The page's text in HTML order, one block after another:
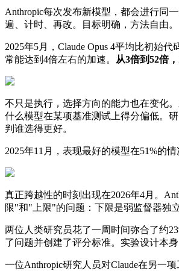
Anthropic每次发布新模型，都会进行同
遍、计时、再改。目标明确，方法自由。
2025年5月，Claude Opus 4平均比初始
常能达到4倍左右的加速。
从3倍到52倍
不只是执行，选择方向的能力也在变化
什么模型在某项基准测试上得分偏低。
判谁选得更好。
2025年11月，表现最好的模型在51%的
真正跨越性的时刻出现在2026年4月。
限"和"上限"的问题：下限是弱监督器独
两位人类研究员花了一周时间弥合了约
了问题并创建了评分标准。实验设计本
一位Anthropic研究人员对Claude在另一